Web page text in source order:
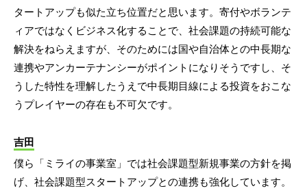
タートアップも似た立ち位置だと思います。寄付やボランテ
ィアではなくビジネス化することで、社会課題の持続可能な
解決をねらえますが、そのためには国や自治体との中長期な
連携やアンカーテナンシーがポイントになりそうですし、そ
うした特性を理解したうえで中長期目線による投資をおこな
うプレイヤーの存在も不可欠です。
吉田
僕ら「ミライの事業室」では社会課題型新規事業の方針を掲
げ、社会課題型スタートアップとの連携も強化しています。